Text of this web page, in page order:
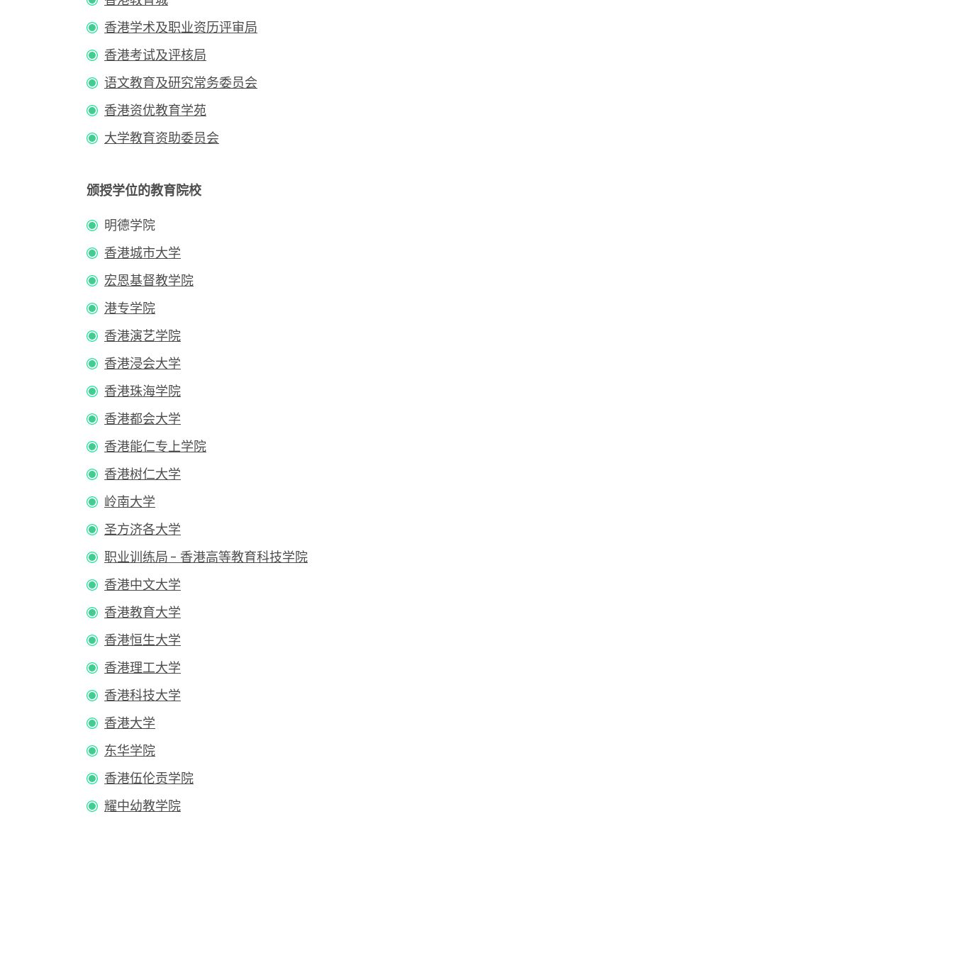
香港学术及职业资历评审局
香港考试及评核局
语文教育及研究常务委员会
香港资优教育学苑
大学教育资助委员会
颁授学位的教育院校
明德学院
香港城市大学
宏恩基督教学院
港专学院
香港演艺学院
香港浸会大学
香港珠海学院
香港都会大学
香港能仁专上学院
香港树仁大学
岭南大学
圣方济各大学
职业训练局 - 香港高等教育科技学院
香港中文大学
香港教育大学
香港恒生大学
香港理工大学
香港科技大学
香港大学
东华学院
香港伍伦贡学院
耀中幼教学院